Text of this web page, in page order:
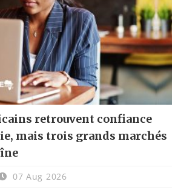
retrouvent confiance
mais trois grands marchés
07 Aug 2026